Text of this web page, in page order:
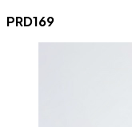
PRD169